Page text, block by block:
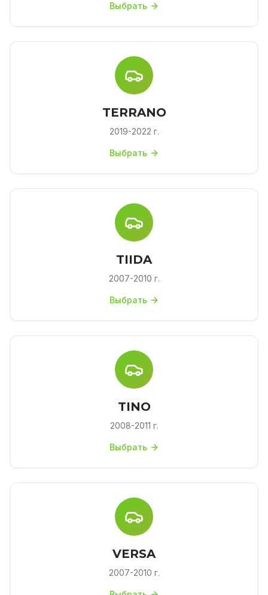
Выбрать
TERRANO
2019-2022 г.
Выбрать
TIIDA
2007-2010 г.
Выбрать
TINO
2008-2011 г.
Выбрать
VERSA
2007-2010 г.